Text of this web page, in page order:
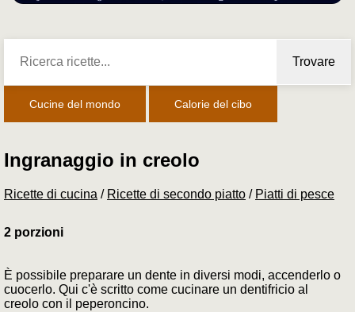
Trovare
Cucine del mondo Calorie del cibo
Ingranaggio in creolo
Ricette di cucina / Ricette di secondo piatto / Piatti di pesce
2 porzioni
È possibile preparare un dente in diversi modi, accenderlo o
cuocerlo. Qui c'è scritto come cucinare un dentifricio al
creolo con il peperoncino.